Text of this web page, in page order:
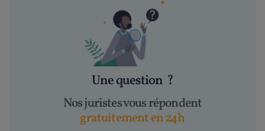
Une question ?
Nos juristes vous répondent
gratuitement en 24h